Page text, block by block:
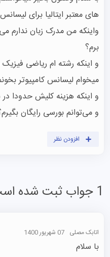
و می‌توانم بورسی رایگان بگیرم؟
افزودن نظر
1 جواب ثبت شده است
اتابک مصلی 07 شهریور 1400